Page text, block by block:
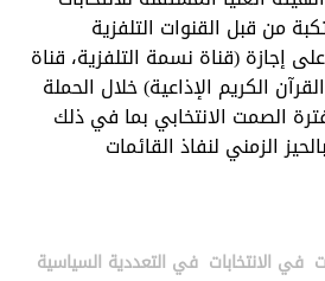
من قبل القنوات التلفزية
إجازة (قناة نسمة التلفزية، قناة
الكريم الإذاعية) خلال الحملة
الصمت الانتخابي بما في ذلك
الزمني لنفاذ القائمات
في الانتخابات في التعددية السياسية